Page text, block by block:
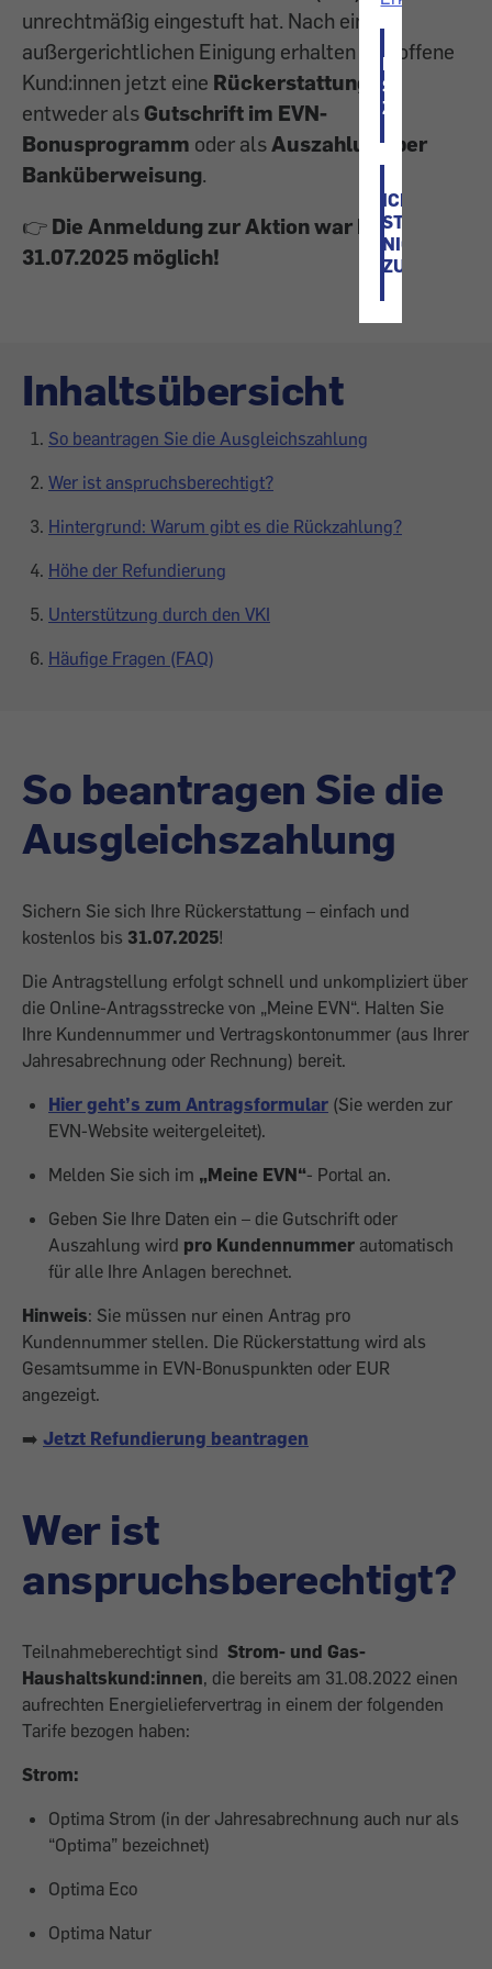
ICH
STIMME
ZU
ICH
STIMME
NICHT
ZU
unrechtmäßig eingestuft hat. Nach einer
außergerichtlichen Einigung erhalten betroffene
Kund:innen jetzt eine Rückerstattung
–
entweder als Gutschrift im EVN-
Bonusprogramm oder alsAuszahlung per
Banküberweisung.
👉 Die Anmeldung zur Aktion war bis
31.07.2025 möglich!
Inhaltsübersicht
So beantragen Sie die Ausgleichszahlung
Wer ist anspruchsberechtigt?
Hintergrund: Warum gibt es die Rückzahlung?
Höhe der Refundierung
Unterstützung durch den VKI
Häufige Fragen (FAQ)
So beantragen Sie die
Ausgleichszahlung
Sichern Sie sich Ihre Rückerstattung – einfach und
kostenlos bis 31.07.2025!
Die Antragstellung erfolgt schnell und unkompliziert über
die Online-Antragsstrecke von „Meine EVN“. Halten Sie
Ihre Kundennummer und Vertragskontonummer (aus Ihrer
Jahresabrechnung oder Rechnung) bereit.
Hier geht’s zum Antragsformular (Sie werden zur
EVN-Website weitergeleitet).
Melden Sie sich im „Meine EVN“- Portal an.
Geben Sie Ihre Daten ein – die Gutschrift oder
Auszahlung wird pro Kundennummer automatisch
für alle Ihre Anlagen berechnet.
Hinweis: Sie müssen nur einen Antrag pro
Kundennummer stellen. Die Rückerstattung wird als
Gesamtsumme in EVN-Bonuspunkten oder EUR
angezeigt.
➡️ Jetzt Refundierung beantragen
Wer ist
anspruchsberechtigt?
Teilnahmeberechtigt sind Strom- und Gas-
Haushaltskund:innen, die bereits am 31.08.2022 einen
aufrechten Energieliefervertrag in einem der folgenden
Tarife bezogen haben:
Strom:
Optima Strom (in der Jahresabrechnung auch nur als
“Optima” bezeichnet)
Optima Eco
Optima Natur